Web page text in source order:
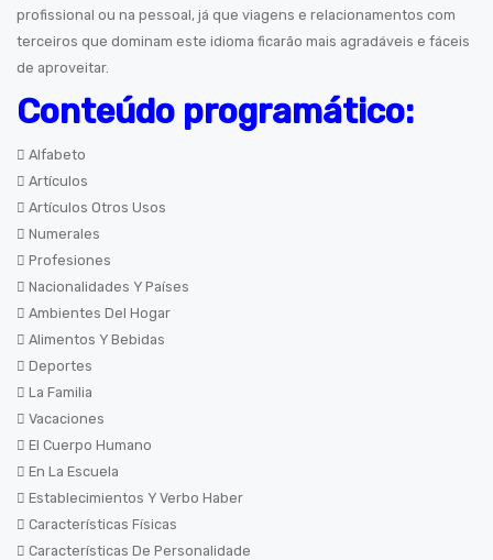
profissional ou na pessoal, já que viagens e relacionamentos com
terceiros que dominam este idioma ficarão mais agradáveis e fáceis
de aproveitar.
Conteúdo programático:
Alfabeto
Artículos
Artículos Otros Usos
Numerales
Profesiones
Nacionalidades Y Países
Ambientes Del Hogar
Alimentos Y Bebidas
Deportes
La Familia
Vacaciones
El Cuerpo Humano
En La Escuela
Establecimientos Y Verbo Haber
Características Físicas
Características De Personalidade